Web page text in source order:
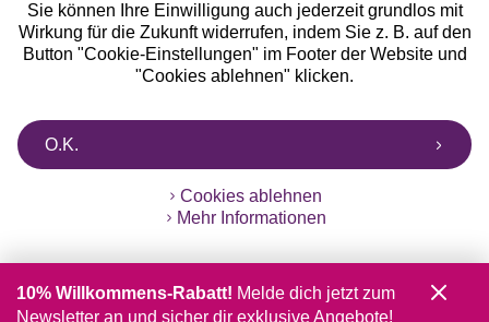
Sie können Ihre Einwilligung auch jederzeit grundlos mit
Wirkung für die Zukunft widerrufen, indem Sie z. B. auf den
Button "Cookie-Einstellungen" im Footer der Website und
"Cookies ablehnen" klicken.
O.K.
Cookies ablehnen
Mehr Informationen
10% Willkommens-Rabatt! Melde dich jetzt zum
Newsletter an und sicher dir exklusive Angebote!